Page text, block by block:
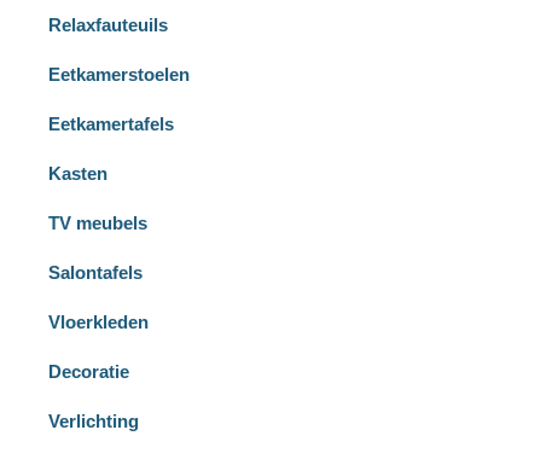
Relaxfauteuils
Eetkamerstoelen
Eetkamertafels
Kasten
TV meubels
Salontafels
Vloerkleden
Decoratie
Verlichting